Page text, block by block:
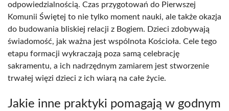
odpowiedzialnością. Czas przygotowań do Pierwszej
Komunii Świętej to nie tylko moment nauki, ale także okazja
do budowania bliskiej relacji z Bogiem. Dzieci zdobywają
świadomość, jak ważna jest wspólnota Kościoła. Cele tego
etapu formacji wykraczają poza samą celebrację
sakramentu, a ich nadrzędnym zamiarem jest stworzenie
trwałej więzi dzieci z ich wiarą na całe życie.
Jakie inne praktyki pomagają w godnym